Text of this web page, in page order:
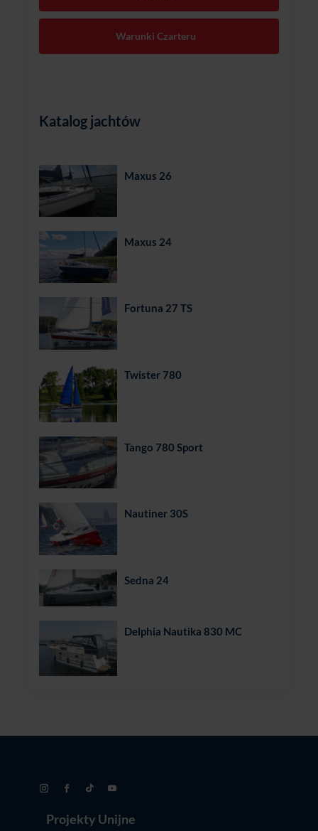
Warunki Czarteru
Katalog jachtów
Maxus 26
Maxus 24
Fortuna 27 TS
Twister 780
Tango 780 Sport
Nautiner 30S
Sedna 24
Delphia Nautika 830 MC
Projekty Unijne